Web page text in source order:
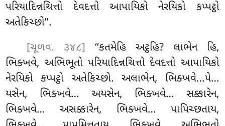
પરિયાદિન્નચિત્તો દેવદત્તો આપાયિકો નેરયિકો કપ્પટ્ઠો
અતેકિચ્છો’’.
[ચૂળવ. ૩૪૮]
‘‘કતમેહિ અટ્ઠહિ? લાભેન હિ,
ભિક્ખવે, અભિભૂતો પરિયાદિન્નચિત્તો દેવદત્તો આપાયિકો
નેરયિકો કપ્પટ્ઠો અતેકિચ્છો. અલાભેન, ભિક્ખવે…પે…
યસેન, ભિક્ખવે… અયસેન, ભિક્ખવે… સક્કારેન,
ભિક્ખવે… અસક્કારેન, ભિક્ખવે… પાપિચ્છતાય,